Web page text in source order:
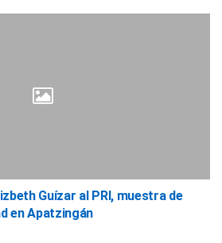
Guízar al PRI, muestra de
en Apatzingán